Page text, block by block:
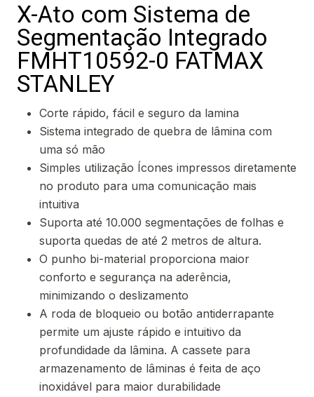
X-Ato com Sistema de
Segmentação Integrado
FMHT10592-0 FATMAX
STANLEY
Corte rápido, fácil e seguro da lamina
Sistema integrado de quebra de lâmina com
uma só mão
Simples utilização Ícones impressos diretamente
no produto para uma comunicação mais
intuitiva
Suporta até 10.000 segmentações de folhas e
suporta quedas de até 2 metros de altura.
O punho bi-material proporciona maior
conforto e segurança na aderência,
minimizando o deslizamento
A roda de bloqueio ou botão antiderrapante
permite um ajuste rápido e intuitivo da
profundidade da lâmina. A cassete para
armazenamento de lâminas é feita de aço
inoxidável para maior durabilidade